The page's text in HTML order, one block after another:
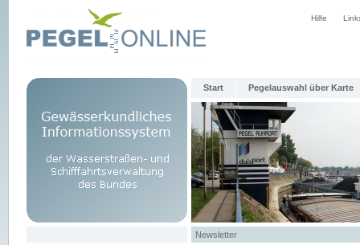
Hilfe
Start Pegelauswahl über Karte
Newsletter